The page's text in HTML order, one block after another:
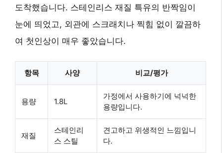
도착했습니다. 스테인리스 재질 특유의 반짝임이
눈에 띄었고, 외관에 스크래치나 찍힘 없이 깔끔하
여 첫인상이 매우 좋았습니다.
항목 사양 비교/평가
용량 1.8L
가정에서 사용하기에 넉넉한
용량입니다.
재질
스테인리
스 스틸
견고하고 위생적인 느낌입니
다.